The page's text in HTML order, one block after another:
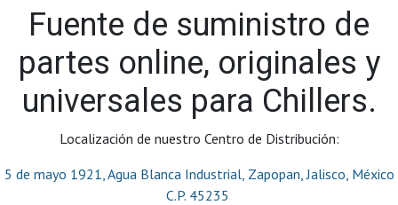
Fuente de suministro de
partes online, originales y
universales para Chillers.
Localización de nuestro Centro de Distribución:
5 de mayo 1921, Agua Blanca Industrial, Zapopan, Jalisco, México
C.P. 45235